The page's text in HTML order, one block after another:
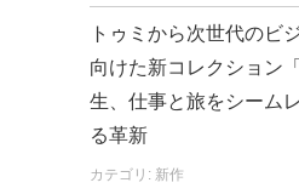
トゥミから次世代のビ
向けた新コレクション
生、仕事と旅をシーム
る革新
カテゴリ: 新作